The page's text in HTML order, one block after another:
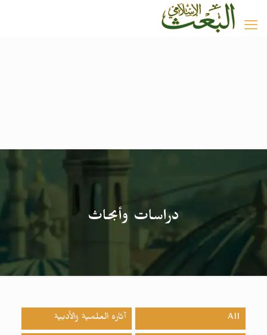
دراسات وأبحاث
All آثاره العلمية والأدبية